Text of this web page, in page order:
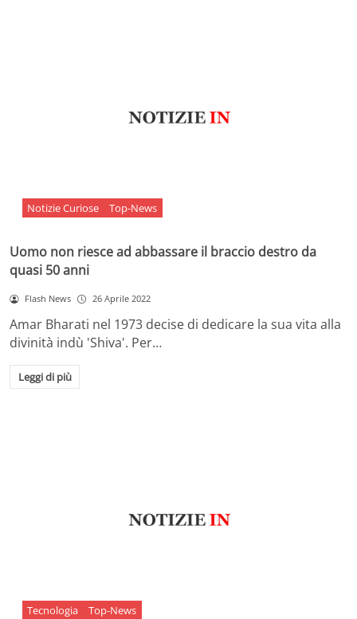
Notizie Curiose Top-News
Uomo non riesce ad abbassare il braccio destro da
quasi 50 anni
Flash News 26 Aprile 2022
Amar Bharati nel 1973 decise di dedicare la sua vita alla
divinità indù 'Shiva'. Per…
Leggi di più
Tecnologia Top-News